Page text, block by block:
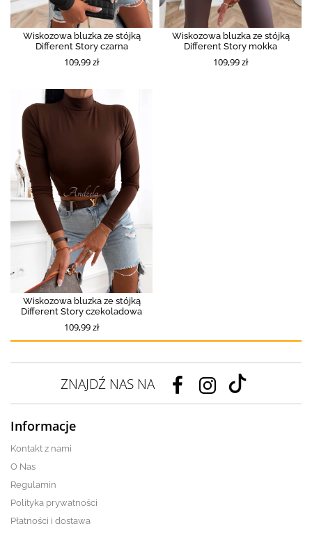
Wiskozowa bluzka ze stójką
Different Story czarna
109,99 zł
Wiskozowa bluzka ze stójką
Different Story mokka
109,99 zł
Wiskozowa bluzka ze stójką
Different Story czekoladowa
109,99 zł
ZNAJDŹ NAS NA
Informacje
Kontakt z nami
O Nas
Regulamin
Polityka prywatności
Płatności i dostawa